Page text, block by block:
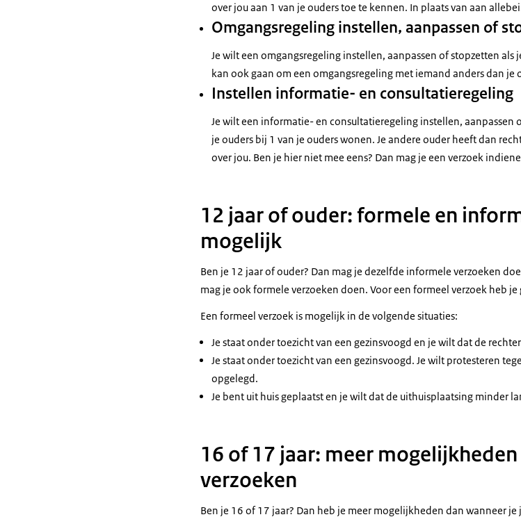
over jou aan 1 van je ouders toe te kennen. In plaats van aan
Omgangsregeling instellen, aanpassen of
Je wilt een omgangsregeling instellen, aanpassen of stopzetten als
kan ook gaan om een omgangsregeling met iemand anders dan je
Instellen informatie- en consultatieregeling
Je wilt een informatie- en consultatieregeling instellen, aanpassen
je ouders bij 1 van je ouders wonen. Je andere ouder heeft dan
over jou. Ben je hier niet mee eens? Dan mag je een verzoek
12 jaar of ouder: formele en
mogelijk
Ben je 12 jaar of ouder? Dan mag je dezelfde informele verzoeken
mag je ook formele verzoeken doen. Voor een formeel verzoek heb
Een formeel verzoek is mogelijk in de volgende situaties:
Je staat onder toezicht van een gezinsvoogd en je wilt dat de
Je staat onder toezicht van een gezinsvoogd. Je wilt protesteren
opgelegd.
Je bent uit huis geplaatst en je wilt dat de uithuisplaatsing minder
16 of 17 jaar: meer
verzoeken
Ben je 16 of 17 jaar? Dan heb je meer mogelijkheden dan wanneer